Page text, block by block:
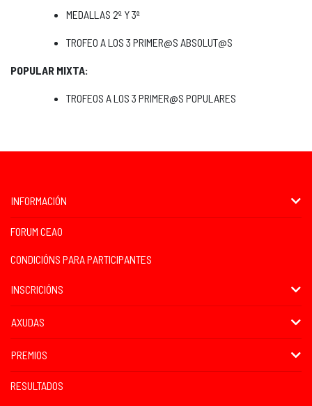
MEDALLAS 2º Y 3ª
TROFEO A LOS 3 PRIMER@S ABSOLUT@S
POPULAR MIXTA:
TROFEOS A LOS 3 PRIMER@S POPULARES
INFORMACIÓN
FORUM CEAO
CONDICIÓNS PARA PARTICIPANTES
INSCRICIÓNS
AXUDAS
PREMIOS
RESULTADOS